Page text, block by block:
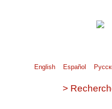
English Español
>